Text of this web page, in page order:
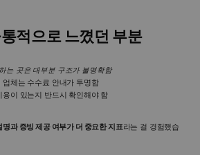
적으로 느꼈던 부분
는 곳은 대부분 구조가 불명확함
업체는 수수료 안내가 투명함
이 있는지 반드시 확인해야 함
명과 증빙 제공 여부가 더 중요한 지표라는 걸 경험했습